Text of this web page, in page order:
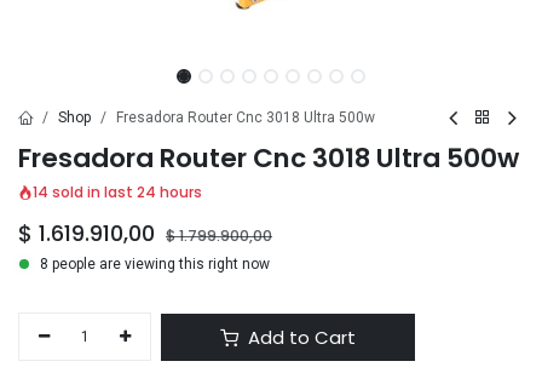
Shop Fresadora Router Cnc 3018 Ultra 500w
Fresadora Router Cnc 3018 Ultra 500w
14 sold in last 24 hours
$ 1.619.910,00 $1.799.900,00
8 people are viewing this right now
Add to Cart